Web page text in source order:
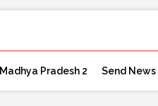
Madhya Pradesh 2 Send News